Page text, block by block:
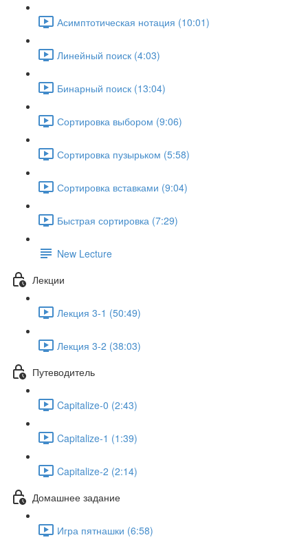
Асимптотическая нотация (10:01)
Линейный поиск (4:03)
Бинарный поиск (13:04)
Сортировка выбором (9:06)
Сортировка пузырьком (5:58)
Сортировка вставками (9:04)
Быстрая сортировка (7:29)
New Lecture
Лекции
Лекция 3-1 (50:49)
Лекция 3-2 (38:03)
Путеводитель
Capitalize-0 (2:43)
Capitalize-1 (1:39)
Capitalize-2 (2:14)
Домашнее задание
Игра пятнашки (6:58)